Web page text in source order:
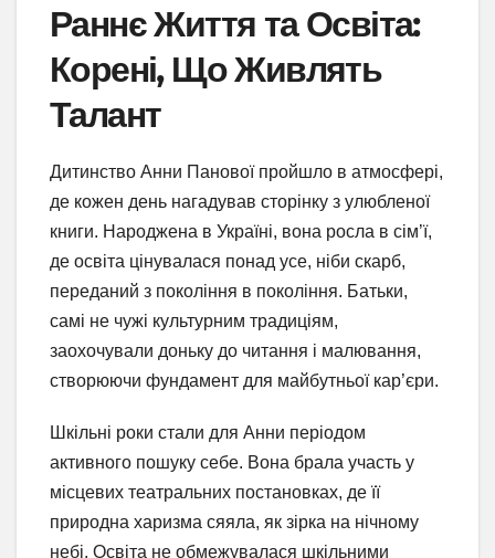
Раннє Життя та Освіта:
Корені, Що Живлять
Талант
Дитинство Анни Панової пройшло в атмосфері,
де кожен день нагадував сторінку з улюбленої
книги. Народжена в Україні, вона росла в сім’ї,
де освіта цінувалася понад усе, ніби скарб,
переданий з покоління в покоління. Батьки,
самі не чужі культурним традиціям,
заохочували доньку до читання і малювання,
створюючи фундамент для майбутньої кар’єри.
Шкільні роки стали для Анни періодом
активного пошуку себе. Вона брала участь у
місцевих театральних постановках, де її
природна харизма сяяла, як зірка на нічному
небі. Освіта не обмежувалася шкільними